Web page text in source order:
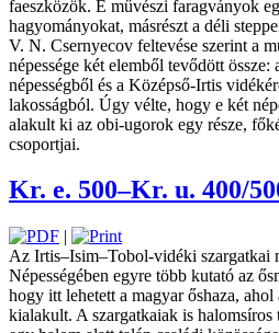
faeszközök. E művészi faragványok
hagyományokat, másrészt a déli
V. N. Csernyecov ­fel­tevése szerint a
népessége két elemből ­tevődött
népességből és a Középső-Irtis
lakosságból. Úgy vélte, hogy e két
alakult ki az obi-ugorok egy része,
csoportjai.
Kr. e. 500–Kr. u. 400/
|
Az Irtis–Isim–Tobol-vidéki szargatkai
Népességében egyre több ­kutató az
hogy itt lehetett a magyar őshaza,
kialakult. A szargatkaiak is halomsíros